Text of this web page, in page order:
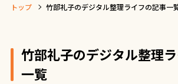
トップ 竹部礼子のデジタル整理ライフの記事一
竹部礼子のデジタル整理
一覧